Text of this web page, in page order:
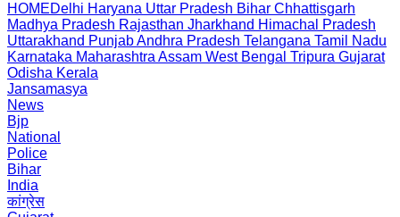
HOMEDelhi Haryana Uttar Pradesh Bihar Chhattisgarh
Madhya Pradesh Rajasthan Jharkhand Himachal Pradesh
Uttarakhand PunjabAndhra Pradesh Telangana Tamil Nadu
Karnataka Maharashtra Assam West Bengal Tripura Gujarat
Odisha Kerala
Jansamasya
News
Bjp
National
Police
Bihar
India
कांग्रेस